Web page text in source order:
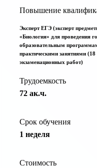
Повышение
Эксперт ЕГЭ (эксперт
«Биология» для проведения
образовательным
практическими занятиями
экзаменационных работ)
Трудоемкость
72 ак.ч.
Срок обучения
1 неделя
Стоимость